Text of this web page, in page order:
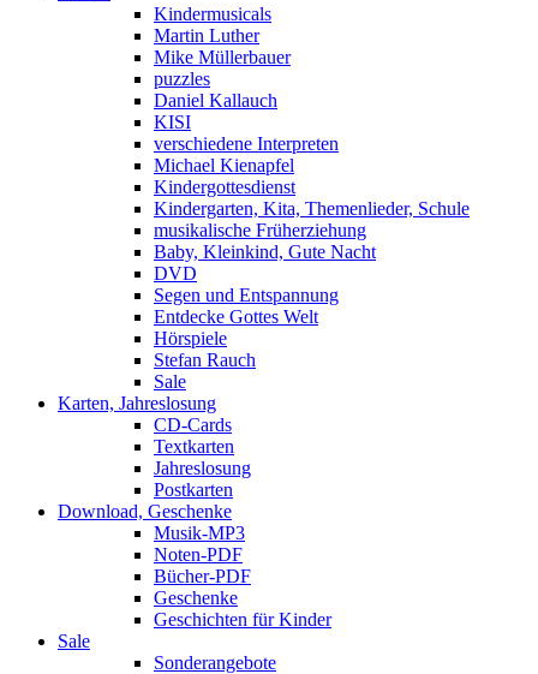
Kindermusicals
Martin Luther
Mike Müllerbauer
puzzles
Daniel Kallauch
KISI
verschiedene Interpreten
Michael Kienapfel
Kindergottesdienst
Kindergarten, Kita, Themenlieder, Schule
musikalische Früherziehung
Baby, Kleinkind, Gute Nacht
DVD
Segen und Entspannung
Entdecke Gottes Welt
Hörspiele
Stefan Rauch
Sale
Karten, Jahreslosung
CD-Cards
Textkarten
Jahreslosung
Postkarten
Download, Geschenke
Musik-MP3
Noten-PDF
Bücher-PDF
Geschenke
Geschichten für Kinder
Sale
Sonderangebote